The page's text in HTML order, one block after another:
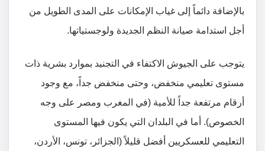
بالإضافة دائماً إلى غياب الإمكانات على المدى الطويل من
أجل استدامة صيانة النظم الجديدة ولوجستياتها.
يتوجب على الجيوش الاكتفاء في التجنيد بموارد بشرية ذات
مستوى تعليمي منخفض، وحتى منخفض جداً، مع وجود
أرقام مرتفعة جداً للأمية (في المغرب ومصر على وجه
الخصوص). أما في البلدان التي يكون فيها المستوى
التعليمي للعسكريين أفضل قليلاً (الجزائر، تونس، الأردن،